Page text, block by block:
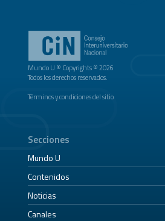
Mundo U ® Copyrights © 2026
Todos los derechos reservados.
Términos y condiciones del sitio
Secciones
Mundo U
Contenidos
Noticias
Canales